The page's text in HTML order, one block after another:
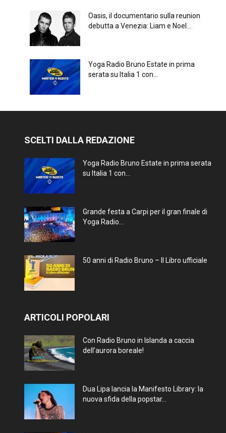
Oasis, il documentario sulla reunion
debutta a Venezia: Liam e Noel...
Yoga Radio Bruno Estate in prima
serata su Italia 1 con...
SCELTI DALLA REDAZIONE
Yoga Radio Bruno Estate in prima serata
su Italia 1 con...
Grande festa a Carpi per il gran finale di
Yoga Radio...
50 anni di Radio Bruno – Il Libro ufficiale
ARTICOLI POPOLARI
Con Radio Bruno in Islanda a caccia
dell’aurora boreale!
Dua Lipa lancia la Manifesto Library: la
nuova sfida della popstar...